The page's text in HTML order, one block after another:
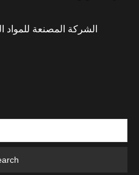
الشركة المصنعة للمواد